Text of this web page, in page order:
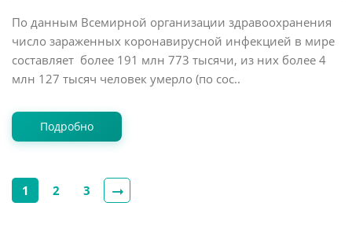
По данным Всемирной организации здравоохранения
число зараженных коронавирусной инфекцией в мире
составляет более 191 млн 773 тысячи, из них более 4
млн 127 тысяч человек умерло (по сос..
Подробно
1 2 3